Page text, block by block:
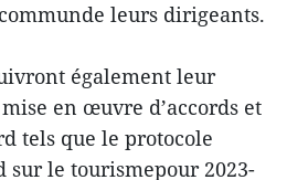
leurs dirigeants.
également leur
en œuvre d’accords et
tels que le protocole
sur le tourismepour 2023-